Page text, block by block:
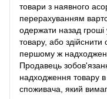
товари з наявного
перерахуванням
одержати назад гроші
товару, або
першому ж
Продавець
надходження товару
споживача, який